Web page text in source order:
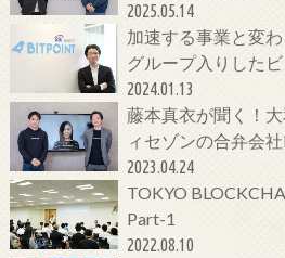
2025.05.14
加速する事業と変
グループ入りした
今をCTOに聞いてみ
2024.01.13
藤本真衣が聞く！
ィセゾンの合弁会
代金融サービスとは
2023.04.24
TOKYO
Part-1
2022.08.10